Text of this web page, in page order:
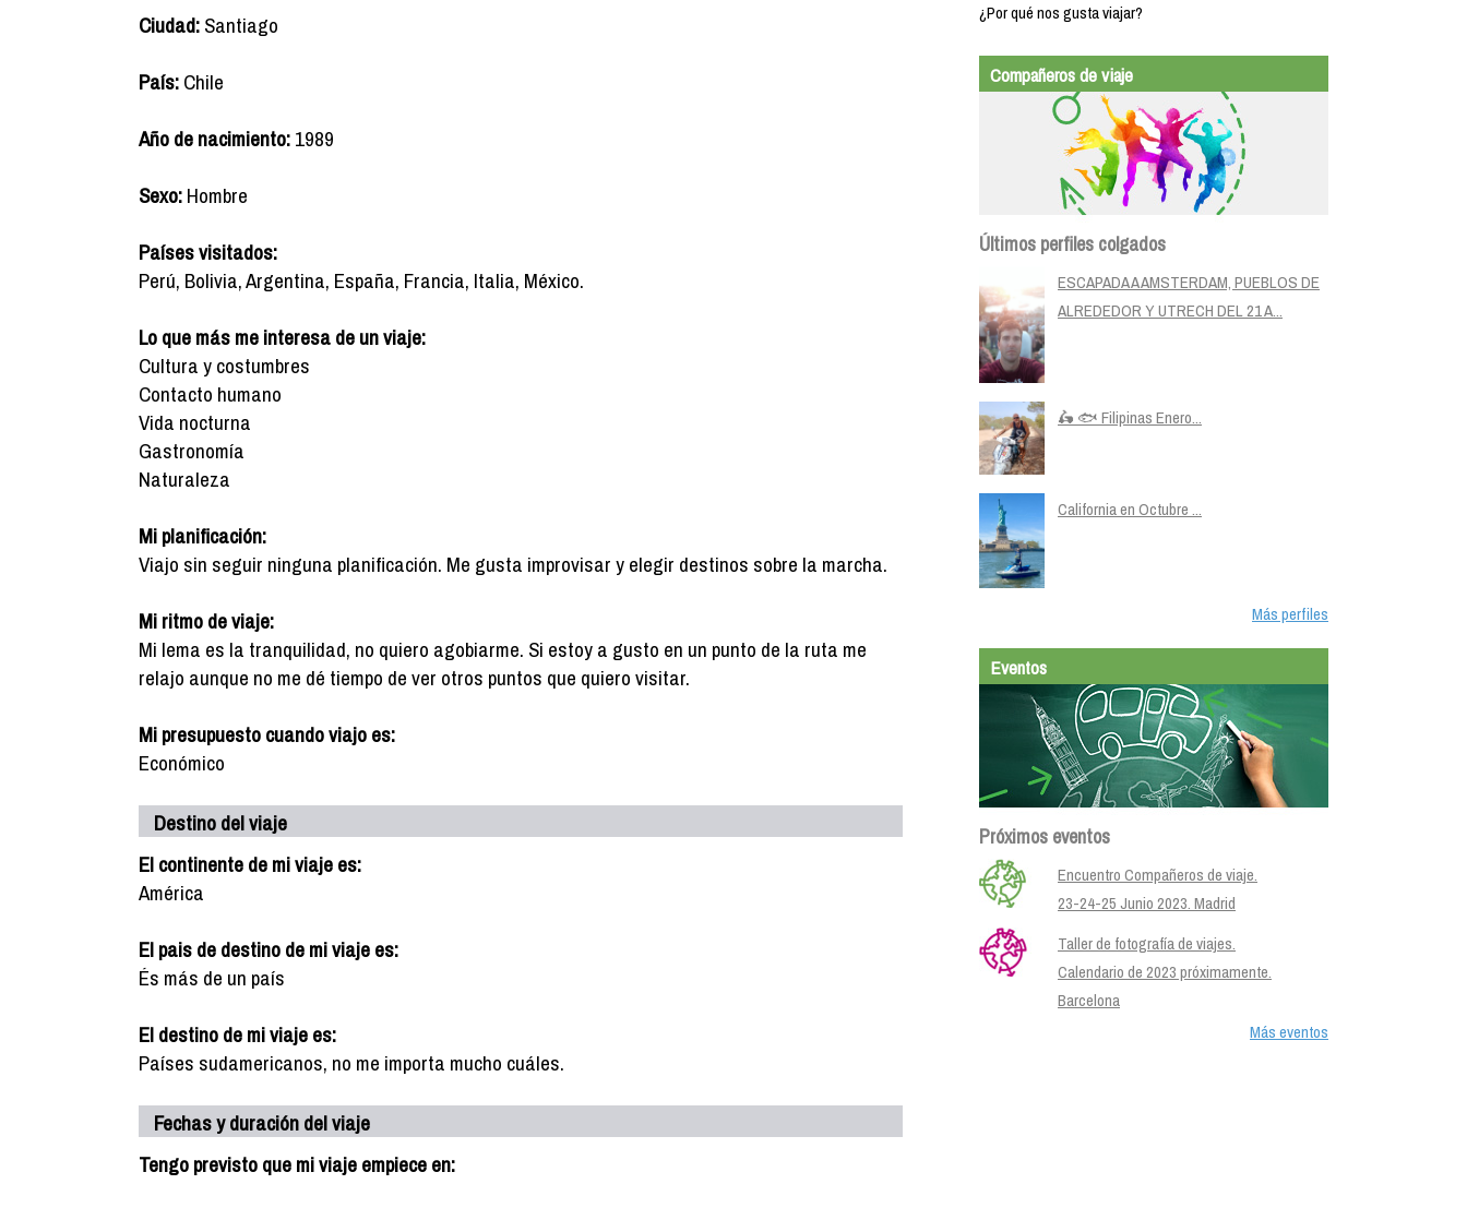
Ciudad:Santiago
País:Chile
Año de nacimiento:1989
Sexo:Hombre
Países visitados:
Perú, Bolivia, Argentina, España, Francia, Italia, México.
Lo que más me interesa de un viaje:
Cultura y costumbres
Contacto humano
Vida nocturna
Gastronomía
Naturaleza
Mi planificación:
Viajo sin seguir ninguna planificación. Me gusta improvisar y elegir destinos sobre la marcha.
Mi ritmo de viaje:
Mi lema es la tranquilidad, no quiero agobiarme. Si estoy a gusto en un punto de la ruta me
relajo aunque no me dé tiempo de ver otros puntos que quiero visitar.
Mi presupuesto cuando viajo es:
Económico
Destino del viaje
El continente de mi viaje es:
América
El pais de destino de mi viaje es:
És más de un país
El destino de mi viaje es:
Países sudamericanos, no me importa mucho cuáles.
Fechas y duración del viaje
Tengo previsto que mi viaje empiece en:
¿Por qué nos gusta viajar?
Compañeros de viaje
Últimos perfiles colgados
ESCAPADA A AMSTERDAM, PUEBLOS DE
ALREDEDOR Y UTRECH DEL 21 A...
🛵 🐟 Filipinas Enero...
California en Octubre ...
Más perfiles
Eventos
Próximos eventos
Encuentro Compañeros de viaje.
23-24-25 Junio 2023. Madrid
Taller de fotografía de viajes.
Calendario de 2023 próximamente.
Barcelona
Más eventos